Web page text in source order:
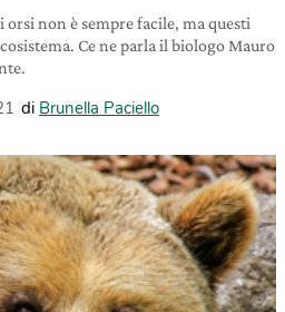
orsi non è sempre facile, ma questi
Ce ne parla il biologo Mauro
di Brunella Paciello